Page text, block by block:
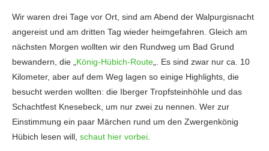
Wir waren drei Tage vor Ort, sind am Abend der Walpurgisnacht
angereist und am dritten Tag wieder heimgefahren. Gleich am
nächsten Morgen wollten wir den Rundweg um Bad Grund
bewandern, die „König-Hübich-Route„. Es sind zwar nur ca. 10
Kilometer, aber auf dem Weg lagen so einige Highlights, die
besucht werden wollten: die Iberger Tropfsteinhöhle und das
Schachtfest Knesebeck, um nur zwei zu nennen. Wer zur
Einstimmung ein paar Märchen rund um den Zwergenkönig
Hübich lesen will, schaut hier vorbei.